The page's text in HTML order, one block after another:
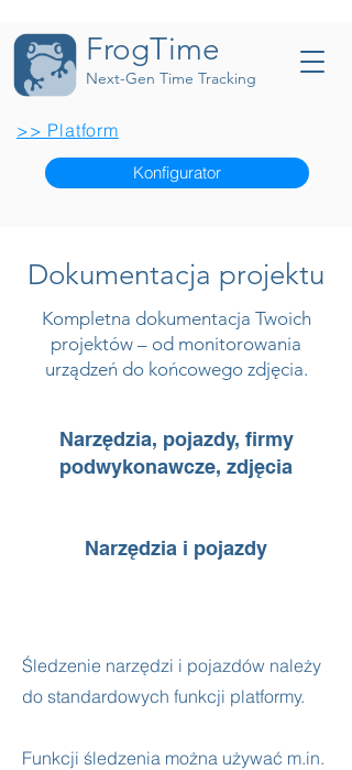
FrogTime
Next-Gen Time Tracking
>> Platform
Konfigurator
Dokumentacja projektu
Kompletna dokumentacja Twoich
projektów – od monitorowania
urządzeń do końcowego zdjęcia.
Narzędzia, pojazdy, firmy
podwykonawcze, zdjęcia
Narzędzia i pojazdy
Śledzenie narzędzi i pojazdów należy
do standardowych funkcji platformy.
Funkcji śledzenia można używać m.in.